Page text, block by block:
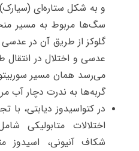
و به شکل ستاره‌ای
سگ‌ها مربوط به مسیر
گلوکز از طریق آن در عدسی
عدسی و اختلال در انتقال
می‌رسد همان مسیر
گربه‌ها به ندرت دچار آب
در کتواسیدوز دیابتی، با
اختلالات متابولیکی
شکاف آنیونی، اسیدوز